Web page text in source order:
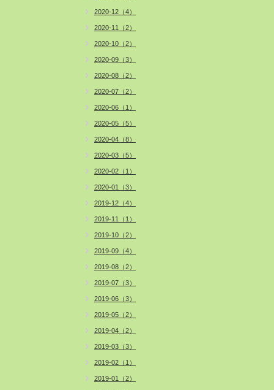
2020-12（4）
2020-11（2）
2020-10（2）
2020-09（3）
2020-08（2）
2020-07（2）
2020-06（1）
2020-05（5）
2020-04（8）
2020-03（5）
2020-02（1）
2020-01（3）
2019-12（4）
2019-11（1）
2019-10（2）
2019-09（4）
2019-08（2）
2019-07（3）
2019-06（3）
2019-05（2）
2019-04（2）
2019-03（3）
2019-02（1）
2019-01（2）